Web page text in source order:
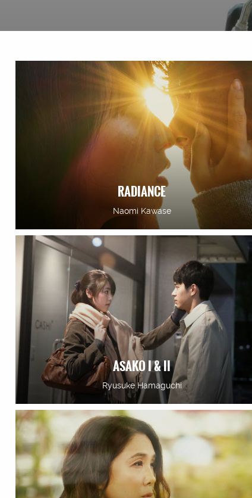
RADIANCE
Naomi Kawase
ASAKO I & II
Ryusuke Hamaguchi